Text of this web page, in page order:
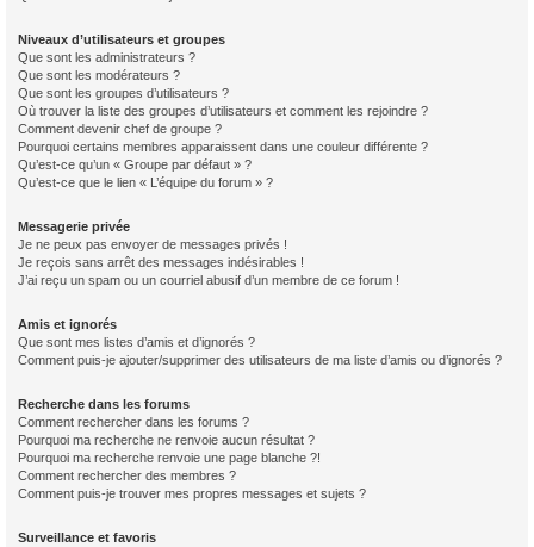
Niveaux d’utilisateurs et groupes
Que sont les administrateurs ?
Que sont les modérateurs ?
Que sont les groupes d’utilisateurs ?
Où trouver la liste des groupes d’utilisateurs et comment les rejoindre ?
Comment devenir chef de groupe ?
Pourquoi certains membres apparaissent dans une couleur différente ?
Qu’est-ce qu’un « Groupe par défaut » ?
Qu’est-ce que le lien « L’équipe du forum » ?
Messagerie privée
Je ne peux pas envoyer de messages privés !
Je reçois sans arrêt des messages indésirables !
J’ai reçu un spam ou un courriel abusif d’un membre de ce forum !
Amis et ignorés
Que sont mes listes d’amis et d’ignorés ?
Comment puis-je ajouter/supprimer des utilisateurs de ma liste d’amis ou d’ignorés ?
Recherche dans les forums
Comment rechercher dans les forums ?
Pourquoi ma recherche ne renvoie aucun résultat ?
Pourquoi ma recherche renvoie une page blanche ?!
Comment rechercher des membres ?
Comment puis-je trouver mes propres messages et sujets ?
Surveillance et favoris